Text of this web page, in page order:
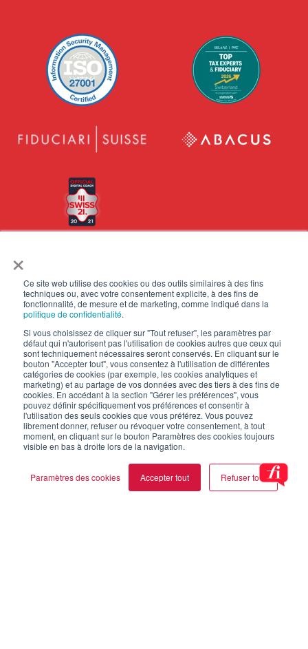
×
Ce site web utilise des cookies ou des outils similaires à des fins
techniques ou, avec votre consentement explicite, à des fins de
fonctionnalité, de mesure et de marketing, comme indiqué dans la
politique de confidentialité.
Si vous choisissez de cliquer sur "Tout refuser", les paramètres par
défaut qui n'autorisent pas l'utilisation de cookies autres que ceux qui
sont techniquement nécessaires seront conservés. En cliquant sur le
bouton "Accepter tout", vous consentez à l'utilisation de différentes
catégories de cookies (par exemple, les cookies analytiques et
marketing) et au partage de vos données avec des tiers à des fins de
cookies. En accédant à la section "Gérer les préférences", vous
pouvez définir spécifiquement vos préférences et consentir à
l'utilisation des seuls cookies que vous préférez. Vous pouvez
librement donner, refuser ou révoquer votre consentement, à tout
moment, en cliquant sur le bouton Paramètres des cookies toujours
visible en bas à droite lors de la navigation.
Paramètres des cookies Accepter tout Refuser tout
All content ©2026 . All Rights Reserved.
Legal notice